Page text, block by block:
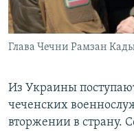
Глава Чечни Рамзан
Из Украины
чеченских
вторжении в страну.